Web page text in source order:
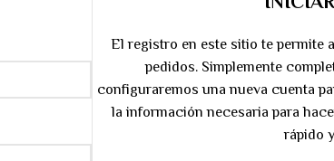
El registro en este sitio te permite
pedidos. Simplemente
configuraremos una nueva cuenta
la información necesaria para
rápido